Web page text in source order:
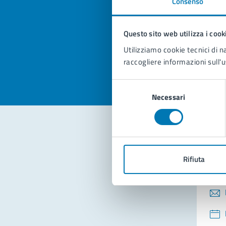
Questo sito web utilizza i
Utilizziamo cookie tecnici di
raccogliere informazioni
consenso
Necessari
Rifiuta